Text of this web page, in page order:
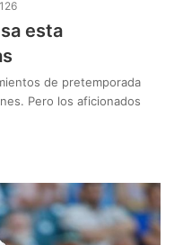
126
esta
de pretemporada
Pero los aficionados